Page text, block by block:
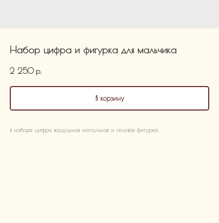
Набор цифра и фигурка для мальчика
2 250 р.
В корзину
в наборе цифра воздушная напольная и геливая фигурка.